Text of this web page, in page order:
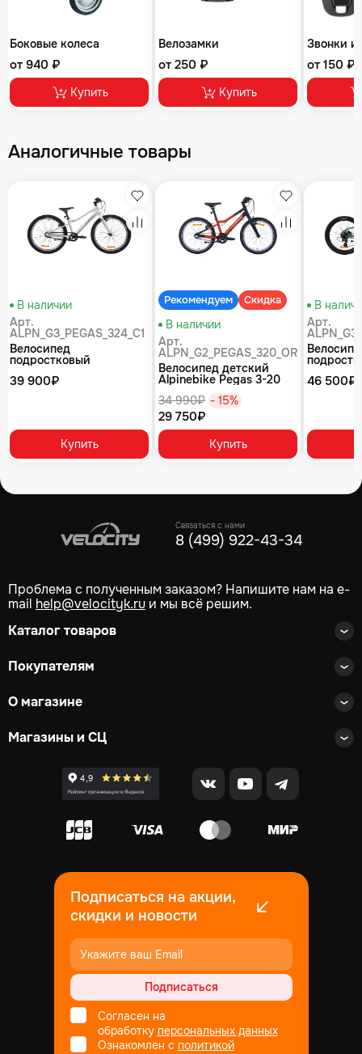
Боковые колеса
от 940 ₽
Купить
Велозамки
от 250 ₽
Купить
Звонки и
от 150 ₽
Аналогичные товары
Избранное
Сравнение
В наличии
Арт.
ALPN_G3_PEGAS_324_C1
Велосипед
подростковый
один размер, цвет
39 900₽
Купить
Рекомендуем Скидка
Избранное
Сравнение
В наличии
Арт.
ALPN_G2_PEGAS_320_OR
Велосипед детский
Alpinebike Pegas 3-20
34 990₽ - 15%
29 750₽
Купить
В
Арт.
один
46 500₽
Связаться с нами
8 (499) 922-43-34
Проблема с полученным заказом? Напишите нам на e-
mail help@velocityk.ru и мы всё решим.
Каталог товаров
Покупателям
О магазине
Магазины и СЦ
Подписаться на акции,
скидки и новости
Подписаться
Согласен на
обработку персональных данных
Ознакомлен с политикой